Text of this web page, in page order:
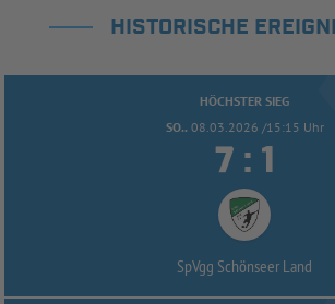
HISTORISCHE
HÖCHSTER SIEG
SO.. 08.03.2026 /15:15 Uhr
 : 
SpVgg Schönseer Land